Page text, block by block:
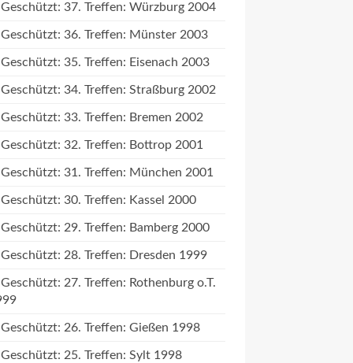
Geschützt: 37. Treffen: Würzburg 2004
Geschützt: 36. Treffen: Münster 2003
Geschützt: 35. Treffen: Eisenach 2003
Geschützt: 34. Treffen: Straßburg 2002
Geschützt: 33. Treffen: Bremen 2002
Geschützt: 32. Treffen: Bottrop 2001
Geschützt: 31. Treffen: München 2001
Geschützt: 30. Treffen: Kassel 2000
Geschützt: 29. Treffen: Bamberg 2000
Geschützt: 28. Treffen: Dresden 1999
Geschützt: 27. Treffen: Rothenburg o.T.
Geschützt: 26. Treffen: Gießen 1998
Geschützt: 25. Treffen: Sylt 1998